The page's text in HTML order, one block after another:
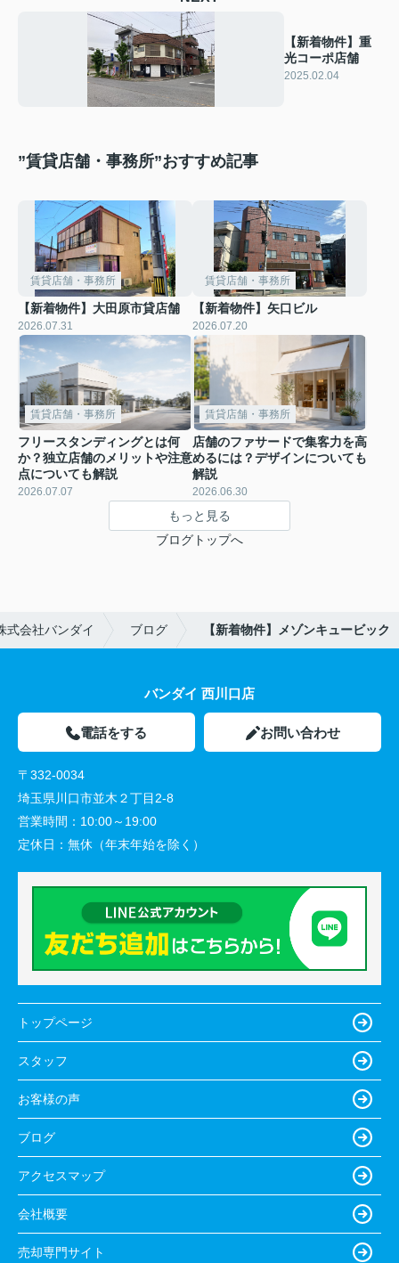
【新着物件】重
光コーポ店舗
2025.02.04
”賃貸店舗・事務所”おすすめ記事
賃貸店舗・事務所
【新着物件】大田原市貸店舗
2026.07.31
賃貸店舗・事務所
【新着物件】矢口ビル
2026.07.20
賃貸店舗・事務所
フリースタンディングとは何
か？独立店舗のメリットや注意
点についても解説
2026.07.07
賃貸店舗・事務所
店舗のファサードで集客力を高
めるには？デザインについても
解説
2026.06.30
もっと見る
ブログトップへ
式会社バンダイ ブログ 【新着物件】メゾンキュービック
バンダイ 西川口店
電話をする お問い合わせ
〒332-0034
埼玉県川口市並木２丁目2-8
営業時間： 10:00～19:00
定休日： 無休（年末年始を除く）
トップページ
スタッフ
お客様の声
ブログ
アクセスマップ
会社概要
売却専門サイト